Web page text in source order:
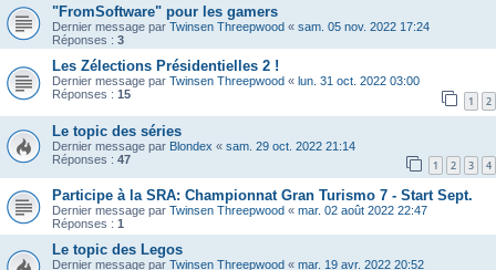
"FromSoftware" pour les gamers
Dernier message par Twinsen Threepwood « sam. 05 nov. 2022 17:24
Réponses : 3
Les Zélections Présidentielles 2 !
Dernier message par Twinsen Threepwood « lun. 31 oct. 2022 03:00
Réponses : 15 1 2
Le topic des séries
Dernier message par Blondex « sam. 29 oct. 2022 21:14
Réponses : 47 1 2 3 4
Participe à la SRA: Championnat Gran Turismo 7 - Start Sept.
Dernier message par Twinsen Threepwood « mar. 02 août 2022 22:47
Réponses : 1
Le topic des Legos
Dernier message par Twinsen Threepwood « mar. 19 avr. 2022 20:52